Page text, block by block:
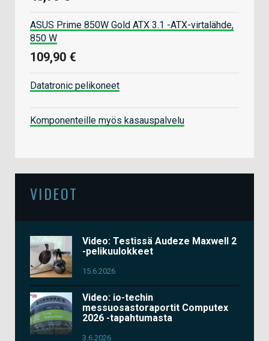
ASUS Prime 850W Gold ATX 3.1 -ATX-virtalähde,
850 W
109,90 €
Datatronic pelikoneet
Komponenteille myös kasauspalvelu
VIDEOT
Video: Testissä Audeze Maxwell 2
-pelikuulokkeet
15.6.2026
Video: io-techin
messuosastoraportit Computex
2026 -tapahtumasta
3.6.2026